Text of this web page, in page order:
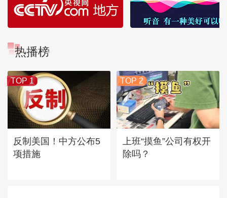
热播榜
TOP 1
反制美国！中方公布5
项措施
TOP 2
上班“摸鱼”公司有权开
除吗？